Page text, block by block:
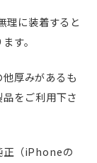
理に装着すると
す。
厚みがあるも
をご利用下さ
正（iPhoneの